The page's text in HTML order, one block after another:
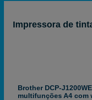
Impressora de
Brother DCP-
multifunções A4 com